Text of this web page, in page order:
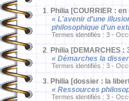
1. Philia [COURRIER :
« L'avenir d'une
philosophique d'un
Termes identifiés : 3 -
2. Philia [DEMARCHES
« Démarches la
Termes identifiés : 3 -
3. Philia [dossier : la
« Ressources
Termes identifiés : 3 -